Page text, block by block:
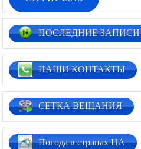
COVID-2019
ПОСЛЕДНИЕ ЗАПИСИ
НАШИ КОНТАКТЫ
СЕТКА ВЕЩАНИЯ